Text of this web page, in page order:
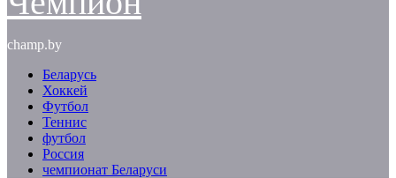
champ.by
Беларусь
Хоккей
Футбол
Теннис
футбол
Россия
чемпионат Беларуси